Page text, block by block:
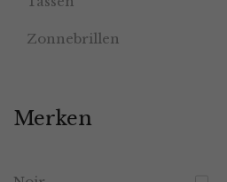
Zonnebrillen
Merken